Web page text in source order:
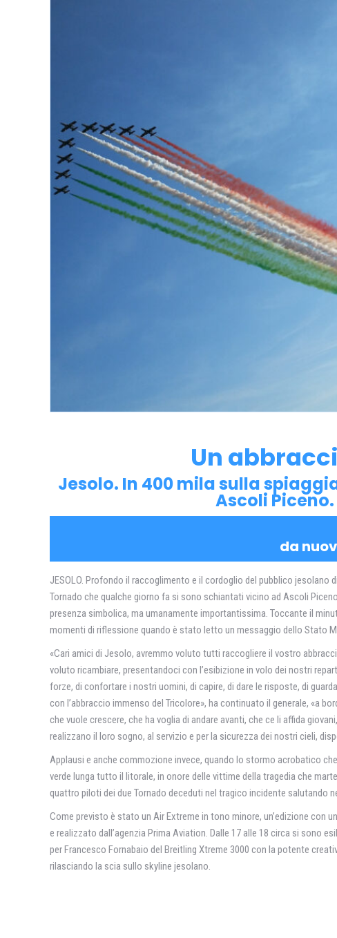
Un
Jesolo. In 400 mila sulla
Ascoli
da
JESOLO. Profondo il raccoglimento e il cordoglio del pubblico
Tornado che qualche giorno fa si sono schiantati vicino ad Ascoli
presenza simbolica, ma umanamente importantissima. Toccante il
momenti di riflessione quando è stato letto un messaggio dello Stato
«Cari amici di Jesolo, avremmo voluto tutti raccogliere il vostro
voluto ricambiare, presentandoci con l’esibizione in volo dei nostri
forze, di confortare i nostri uomini, di capire, di dare le risposte, di
con l’abbraccio immenso del Tricolore», ha continuato il generale, «a
che vuole crescere, che ha voglia di andare avanti, che ce li affida
realizzano il loro sogno, al servizio e per la sicurezza dei nostri cieli,
Applausi e anche commozione invece, quando lo stormo acrobatico
verde lunga tutto il litorale, in onore delle vittime della tragedia che
quattro piloti dei due Tornado deceduti nel tragico incidente salutando
Come previsto è stato un Air Extreme in tono minore, un’edizione con
e realizzato dall’agenzia Prima Aviation. Dalle 17 alle 18 circa si sono
per Francesco Fornabaio del Breitling Xtreme 3000 con la potente
rilasciando la scia sullo skyline jesolano.